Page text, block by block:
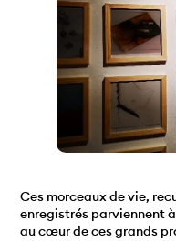
Ces morceaux de vie,
enregistrés parviennent
au cœur de ces grands